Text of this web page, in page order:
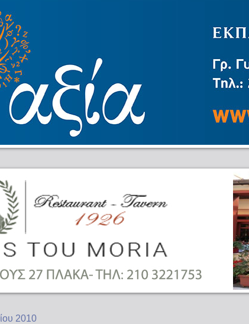
2010